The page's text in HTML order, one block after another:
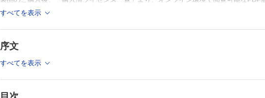
推奨ブラウザ： Firefox 最新版 / Google Chrome 最新版 / Safari 最新版
すべてを表示
序文
すべてを表示